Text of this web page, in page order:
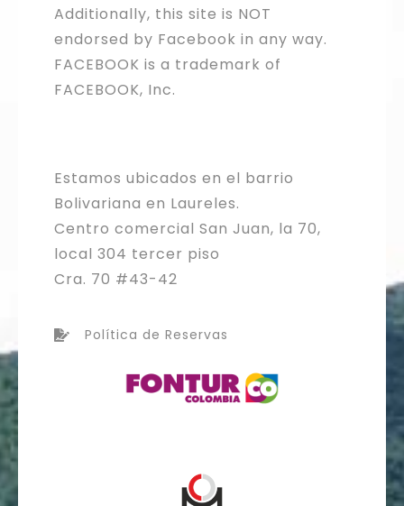
Additionally, this site is NOT
endorsed by Facebook in any way.
FACEBOOK is a trademark of
FACEBOOK, Inc.
Estamos ubicados en el barrio
Bolivariana en Laureles.
Centro comercial San Juan, la 70,
local 304 tercer piso
Cra. 70 #43-42
Política de Reservas